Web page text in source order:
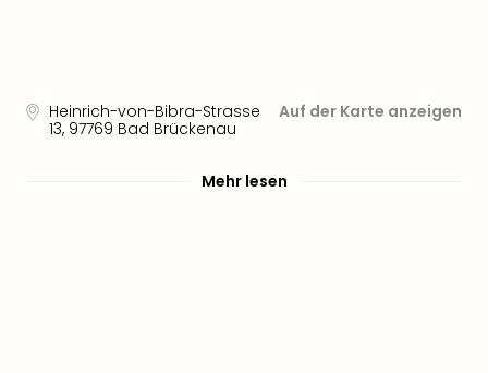
Heinrich-von-Bibra-Strasse
13, 97769 Bad Brückenau
Auf der Karte anzeigen
Mehr lesen